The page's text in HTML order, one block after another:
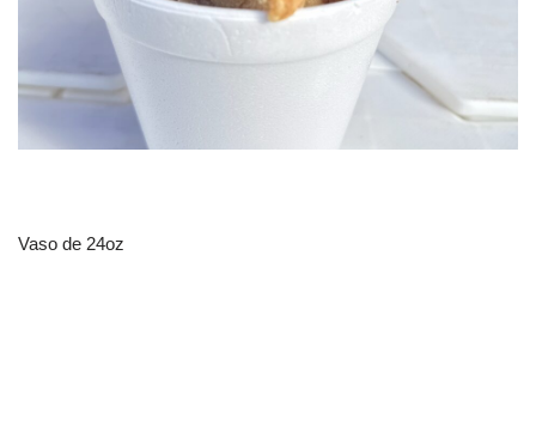
Vaso de 24oz